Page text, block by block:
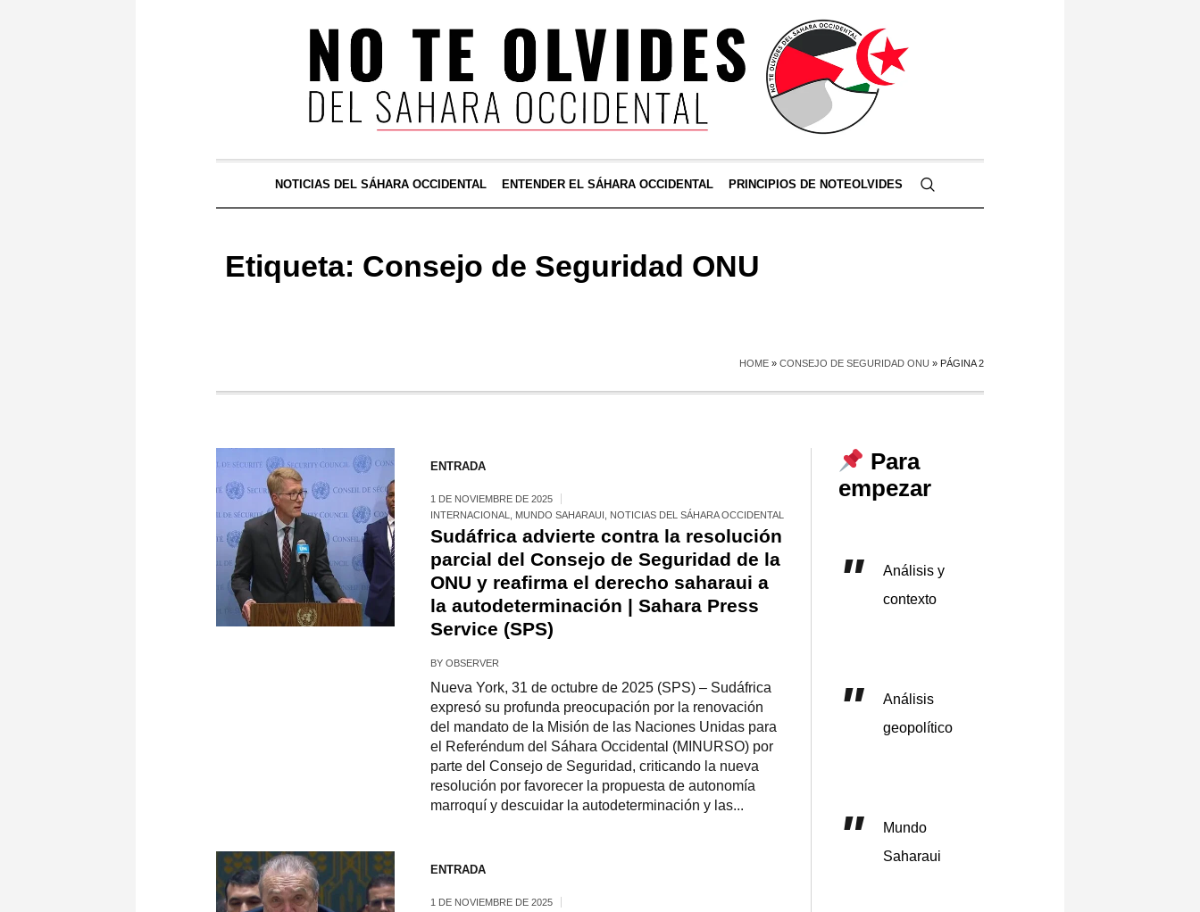
NOTICIAS DEL SÁHARA OCCIDENTAL ENTENDER EL SÁHARA OCCIDENTAL PRINCIPIOS DE NOTEOLVIDES
Etiqueta: Consejo de Seguridad ONU
HOME » CONSEJO DE SEGURIDAD ONU » PÁGINA 2
ENTRADA
1 DE NOVIEMBRE DE 2025
INTERNACIONAL
MUNDO SAHARAUI NOTICIAS DEL SÁHARA OCCIDENTAL
Sudáfrica advierte contra la resolución
parcial del Consejo de Seguridad de la
ONU y reafirma el derecho saharaui a
la autodeterminación | Sahara Press
Service (SPS)
BY OBSERVER
Nueva York, 31 de octubre de 2025 (SPS) – Sudáfrica
expresó su profunda preocupación por la renovación
del mandato de la Misión de las Naciones Unidas para
el Referéndum del Sáhara Occidental (MINURSO) por
parte del Consejo de Seguridad, criticando la nueva
resolución por favorecer la propuesta de autonomía
marroquí y descuidar la autodeterminación y las...
ENTRADA
1 DE NOVIEMBRE DE 2025
Para
empezar
Análisis y
contexto
Análisis
geopolítico
Mundo
Saharaui